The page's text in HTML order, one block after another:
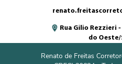
Rua Gilio Rezzieri
do Oeste/
Renato de Freitas